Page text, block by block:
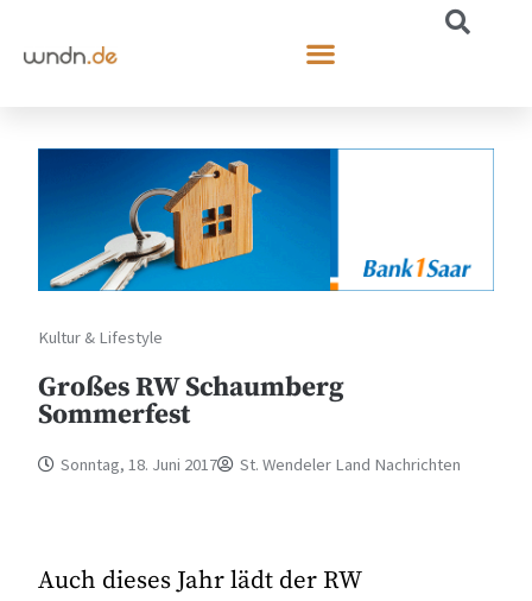
Kultur & Lifestyle
Großes RW Schaumberg
Sommerfest
Sonntag, 18. Juni 2017 St. Wendeler Land Nachrichten
Auch dieses Jahr lädt der RW